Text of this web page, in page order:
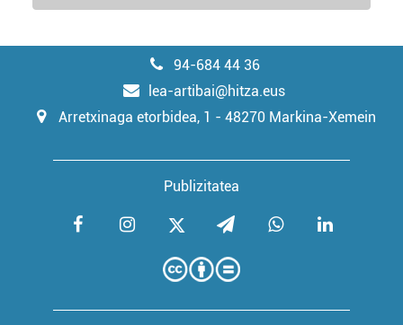
94-684 44 36
lea-artibai@hitza.eus
Arretxinaga etorbidea, 1 - 48270 Markina-Xemein
Publizitatea